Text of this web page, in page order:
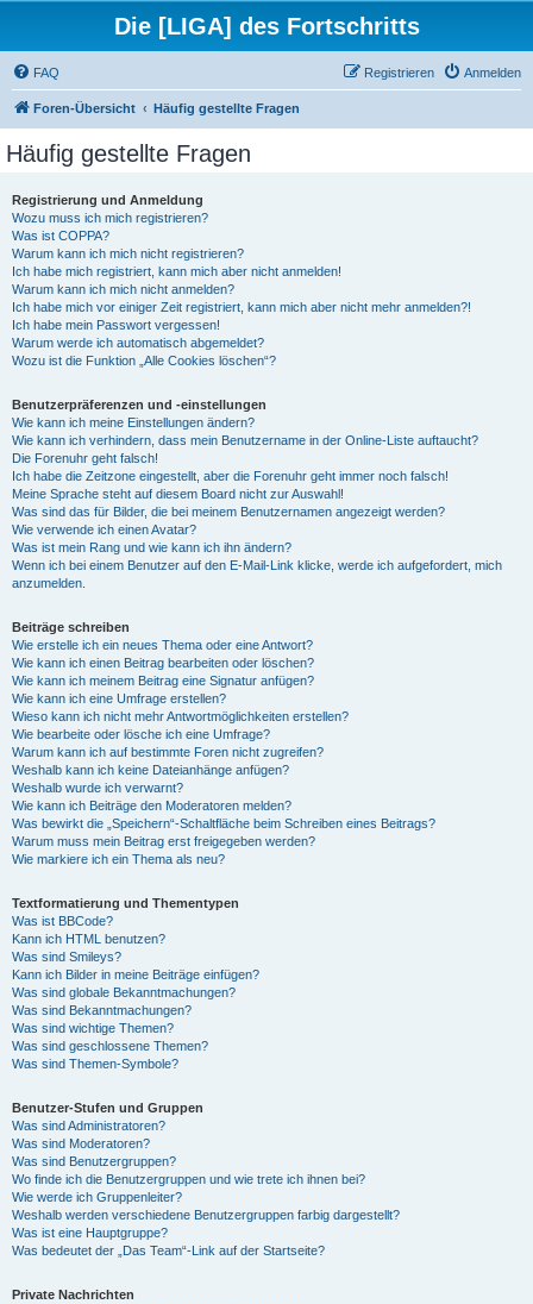
Die [LIGA] des Fortschritts
FAQ Anmelden
Registrieren
Foren-Übersicht Häufig gestellte Fragen
Häufig gestellte Fragen
Registrierung und Anmeldung
Wozu muss ich mich registrieren?
Was ist COPPA?
Warum kann ich mich nicht registrieren?
Ich habe mich registriert, kann mich aber nicht anmelden!
Warum kann ich mich nicht anmelden?
Ich habe mich vor einiger Zeit registriert, kann mich aber nicht mehr anmelden?!
Ich habe mein Passwort vergessen!
Warum werde ich automatisch abgemeldet?
Wozu ist die Funktion „Alle Cookies löschen“?
Benutzerpräferenzen und -einstellungen
Wie kann ich meine Einstellungen ändern?
Wie kann ich verhindern, dass mein Benutzername in der Online-Liste auftaucht?
Die Forenuhr geht falsch!
Ich habe die Zeitzone eingestellt, aber die Forenuhr geht immer noch falsch!
Meine Sprache steht auf diesem Board nicht zur Auswahl!
Was sind das für Bilder, die bei meinem Benutzernamen angezeigt werden?
Wie verwende ich einen Avatar?
Was ist mein Rang und wie kann ich ihn ändern?
Wenn ich bei einem Benutzer auf den E-Mail-Link klicke, werde ich aufgefordert, mich
anzumelden.
Beiträge schreiben
Wie erstelle ich ein neues Thema oder eine Antwort?
Wie kann ich einen Beitrag bearbeiten oder löschen?
Wie kann ich meinem Beitrag eine Signatur anfügen?
Wie kann ich eine Umfrage erstellen?
Wieso kann ich nicht mehr Antwortmöglichkeiten erstellen?
Wie bearbeite oder lösche ich eine Umfrage?
Warum kann ich auf bestimmte Foren nicht zugreifen?
Weshalb kann ich keine Dateianhänge anfügen?
Weshalb wurde ich verwarnt?
Wie kann ich Beiträge den Moderatoren melden?
Was bewirkt die „Speichern“-Schaltfläche beim Schreiben eines Beitrags?
Warum muss mein Beitrag erst freigegeben werden?
Wie markiere ich ein Thema als neu?
Textformatierung und Thementypen
Was ist BBCode?
Kann ich HTML benutzen?
Was sind Smileys?
Kann ich Bilder in meine Beiträge einfügen?
Was sind globale Bekanntmachungen?
Was sind Bekanntmachungen?
Was sind wichtige Themen?
Was sind geschlossene Themen?
Was sind Themen-Symbole?
Benutzer-Stufen und Gruppen
Was sind Administratoren?
Was sind Moderatoren?
Was sind Benutzergruppen?
Wo finde ich die Benutzergruppen und wie trete ich ihnen bei?
Wie werde ich Gruppenleiter?
Weshalb werden verschiedene Benutzergruppen farbig dargestellt?
Was ist eine Hauptgruppe?
Was bedeutet der „Das Team“-Link auf der Startseite?
Private Nachrichten